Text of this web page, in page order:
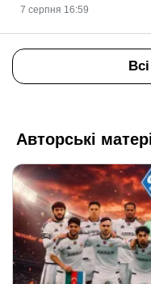
7 серпня 16:59
Авторські